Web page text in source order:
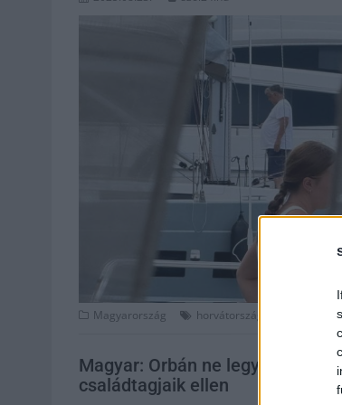
Magyarország horvátország
Magyar: Orbán ne legyen
családtagjaik ellen